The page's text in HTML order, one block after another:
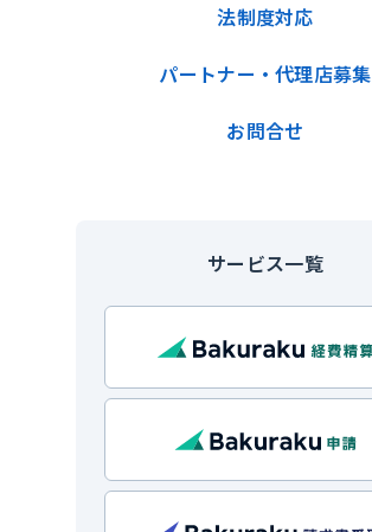
法制度対応
パートナー・代理店募集
お問合せ
サービス一覧